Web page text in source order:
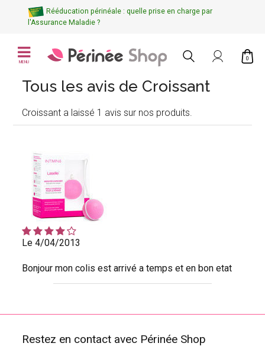
Rééducation périnéale : quelle prise en charge par
l'Assurance Maladie ?
MENU
0
Tous les avis de Croissant
Croissant a laissé 1 avis sur nos produits.
Le 4/04/2013
Bonjour mon colis est arrivé a temps et en bon etat
Restez en contact avec Périnée Shop